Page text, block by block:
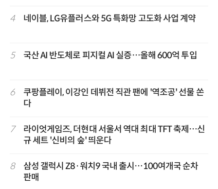
4 네이블, LG유플러스와 5G 특화망 고도화 사업 계약
5 국산 AI 반도체로 피지컬 AI 실증…올해 600억 투입
6
쿠팡플레이, 이강인 데뷔전 직관 팬에 '역조공' 선물 쏜
다
7
라이엇게임즈, 더현대 서울서 역대 최대 TFT 축제…신
규 세트 '신비의 숲' 띄운다
8
삼성 갤럭시 Z8·워치9 국내 출시…100여개국 순차
판매